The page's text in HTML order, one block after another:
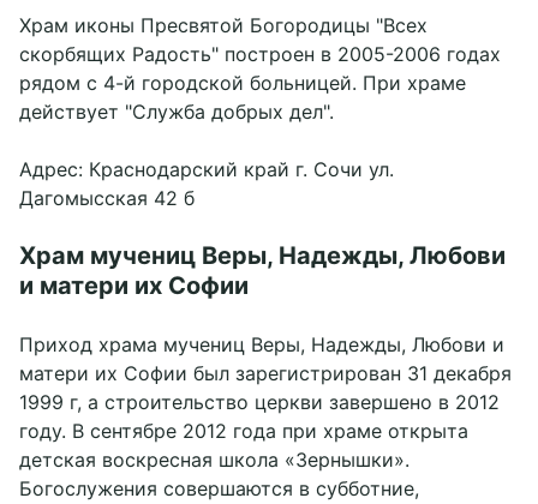
Храм иконы Пресвятой Богородицы "Всех
скорбящих Радость" построен в 2005-2006 годах
рядом с 4-й городской больницей. При храме
действует "Служба добрых дел".
Адрес: Краснодарский край г. Сочи ул.
Дагомысская 42 б
Храм мучениц Веры, Надежды, Любови
и матери их Софии
Приход храма мучениц Веры, Надежды, Любови и
матери их Софии был зарегистрирован 31 декабря
1999 г, а строительство церкви завершено в 2012
году. В сентябре 2012 года при храме открыта
детская воскресная школа «Зернышки».
Богослужения совершаются в субботние,